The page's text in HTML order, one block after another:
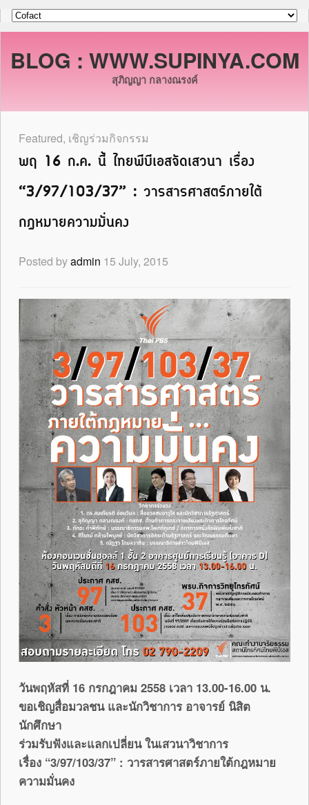
BLOG : WWW.SUPINYA.COM
สุภิญญา กลางณรงค์
Featured, เชิญร่วมกิจกรรม
พฤ 16 ก.ค. นี้ ไทยพีบีเอสจัดเสวนา เรื่อง
“3/97/103/37” : วารสารศาสตร์ภายใต้
กฎหมายความมั่นคง
Posted byadmin 15 July, 2015
วันพฤหัสที่ 16 กรกฎาคม 2558 เวลา 13.00-16.00 น.
ขอเชิญสื่อมวลชน และนักวิชาการ อาจารย์ นิสิต
นักศึกษา
ร่วมรับฟังและแลกเปลี่ยน ในเสวนาวิชาการ
เรื่อง “3/97/103/37” : วารสารศาสตร์ภายใต้กฎหมาย
ความมั่นคง